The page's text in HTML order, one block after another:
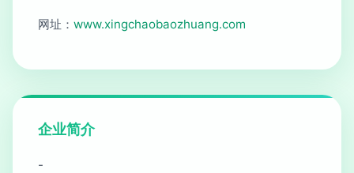
网址： www.xingchaobaozhuang.com
企业简介
-